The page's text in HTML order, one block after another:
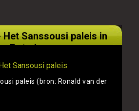
Sanssousi paleis in
Potsdam
paleis (bron: Ronald van der